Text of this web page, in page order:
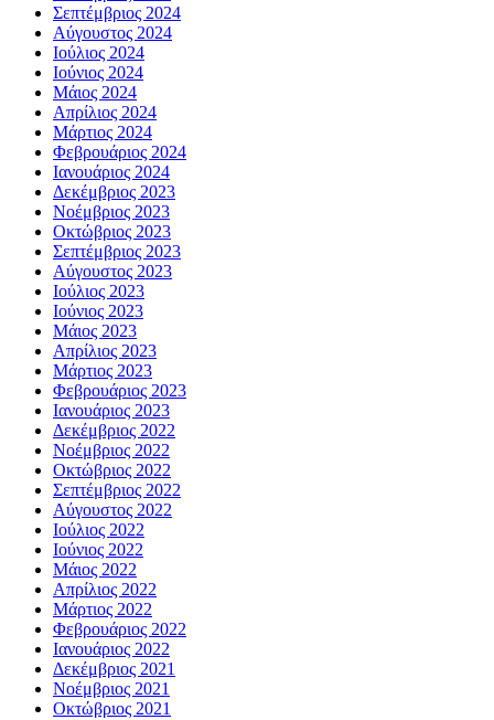
Σεπτέμβριος 2024
Αύγουστος 2024
Ιούλιος 2024
Ιούνιος 2024
Μάιος 2024
Απρίλιος 2024
Μάρτιος 2024
Φεβρουάριος 2024
Ιανουάριος 2024
Δεκέμβριος 2023
Νοέμβριος 2023
Οκτώβριος 2023
Σεπτέμβριος 2023
Αύγουστος 2023
Ιούλιος 2023
Ιούνιος 2023
Μάιος 2023
Απρίλιος 2023
Μάρτιος 2023
Φεβρουάριος 2023
Ιανουάριος 2023
Δεκέμβριος 2022
Νοέμβριος 2022
Οκτώβριος 2022
Σεπτέμβριος 2022
Αύγουστος 2022
Ιούλιος 2022
Ιούνιος 2022
Μάιος 2022
Απρίλιος 2022
Μάρτιος 2022
Φεβρουάριος 2022
Ιανουάριος 2022
Δεκέμβριος 2021
Νοέμβριος 2021
Οκτώβριος 2021